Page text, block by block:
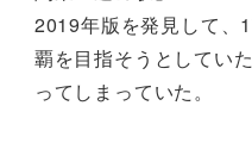
2019年版を発見して、
覇を目指そうとしてい
ってしまっていた。